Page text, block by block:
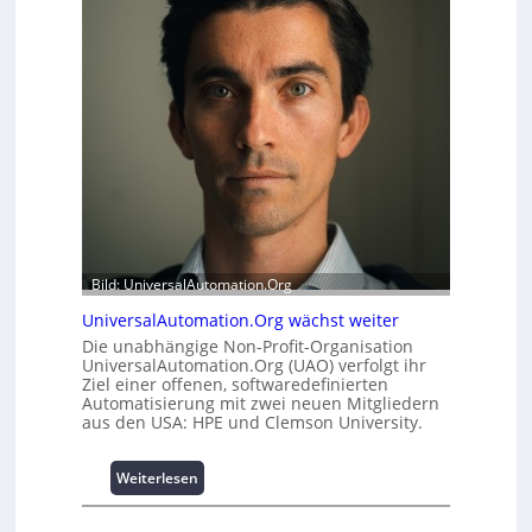
i
a
t
A
b
a
u
h
e
m
m
n
i
e
m
u
l
e
i
t
0
u
n
4
0
A
Bild: UniversalAutomation.Org
UniversalAutomation.Org wächst weiter
Die unabhängige Non-Profit-Organisation
UniversalAutomation.Org (UAO) verfolgt ihr
Ziel einer offenen, softwaredefinierten
Automatisierung mit zwei neuen Mitgliedern
aus den USA: HPE und Clemson University.
Weiterlesen
U